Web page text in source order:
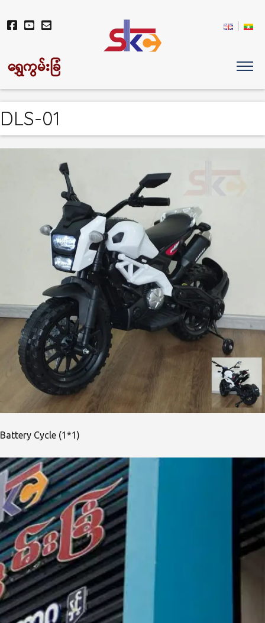
ရွှေကွမ်းခြံ
DLS-01
Battery Cycle (1*1)